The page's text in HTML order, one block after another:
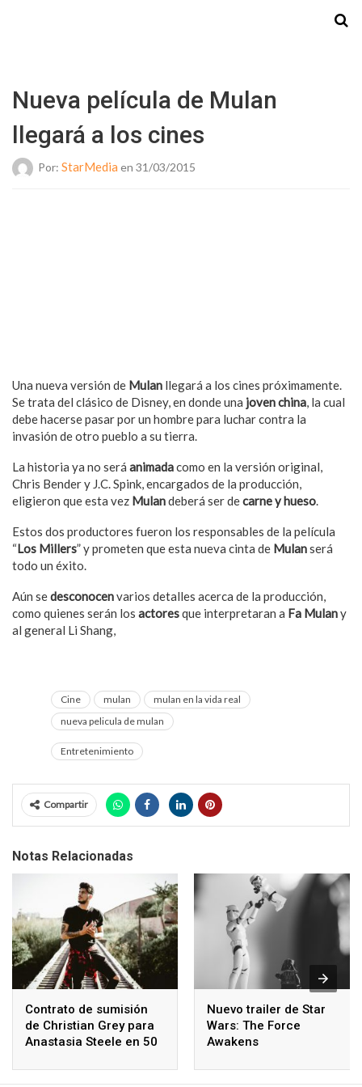
Nueva película de Mulan
llegará a los cines
Por: StarMedia en 31/03/2015
Una nueva versión de Mulan llegará a los cines próximamente.
Se trata del clásico de Disney, en donde una joven china, la cual
debe hacerse pasar por un hombre para luchar contra la
invasión de otro pueblo a su tierra.
La historia ya no será animadacomo en la versión original,
Chris Bender y J.C. Spink, encargados de la producción,
eligieron que esta vez Mulandeberá ser decarne y hueso.
Estos dos productores fueron los responsables de la película
“Los Millers” y prometen que esta nueva cinta de Mulanserá
todo un éxito.
Aún sedesconocenvarios detalles acerca de la producción,
como quienes serán los actoresque interpretaran a Fa Mulany
al general Li Shang,
Cine mulan
mulan en la vida real
nueva pelicula de mulan
Entretenimiento
Compartir
Notas Relacionadas
Contrato de sumisión
de Christian Grey para
Anastasia Steele en 50
Nuevo trailer de Star
Wars: The Force
Awakens